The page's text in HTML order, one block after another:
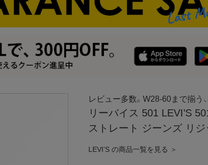
レビュー多数。W28-60まで揃う
リーバイス 501 LEVI’S
ストレート ジーンズ リ
LEVI’S の商品一覧を見る ＞